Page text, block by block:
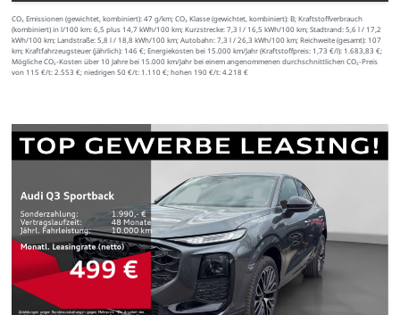
CO₂ Emissionen (gewichtet, kombiniert): 47 g/km; CO₂ Klasse (gewichtet, kombiniert): B; Kraftstoffverbrauch
(kombiniert) in l/100 km: 6,5 plus 14,7 kWh/100 km; Kurzstrecke: 7,3 l / 16,5 kWh/100 km; Stadtrand: 5,6 l / 17,2
kWh/100 km; Landstraße: 5,8 l / 18,8 kWh/100 km; Autobahn: 7,3 l / 26,3 kWh/100 km; Reichweite (gesamt): 107
km; Kraftfahrzeugsteuer (jährlich): 146 €; Energiekosten bei 15.000 km/Jahr (Kraftstoffpreis: 1,73 €/l): 1.683,83 €;
Mögliche CO₂-Kosten über 10 Jahre bei 15.000 km/Jahr bei einem angenommenen durchschnittlichen CO₂-Preis
von 115 €/t: 2.553 €; niedrigen 50 €/t: 1.110 €; hohen 190 €/t: 4.218 €